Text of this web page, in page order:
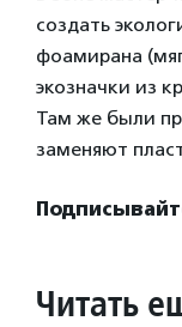
создать
фоамирана
экозначки из
Там же были
заменяют
Читать